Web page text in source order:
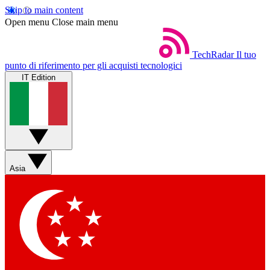
Skip to main content
Open menu Close main menu
TechRadar Il tuo
punto di riferimento per gli acquisti tecnologici
IT Edition
Asia